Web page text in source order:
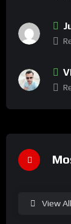
View All
100%